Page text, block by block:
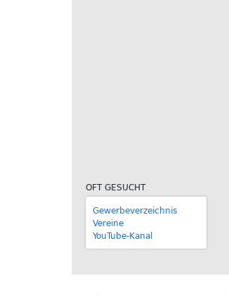
OFT GESUCHT
Gewerbeverzeichnis
Vereine
YouTube-Kanal